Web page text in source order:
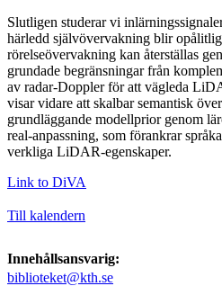
Slutligen studerar vi
härledd självövervakning blir
rörelseövervakning kan återställas
grundade begränsningar från
av radar-Doppler för att vägleda
visar vidare att skalbar semantisk
grundläggande modellprior genom
real-anpassning, som förankrar
verkliga LiDAR-egenskaper.
Link to DiVA
Till kalendern
Innehållsansvarig:
biblioteket@kth.se